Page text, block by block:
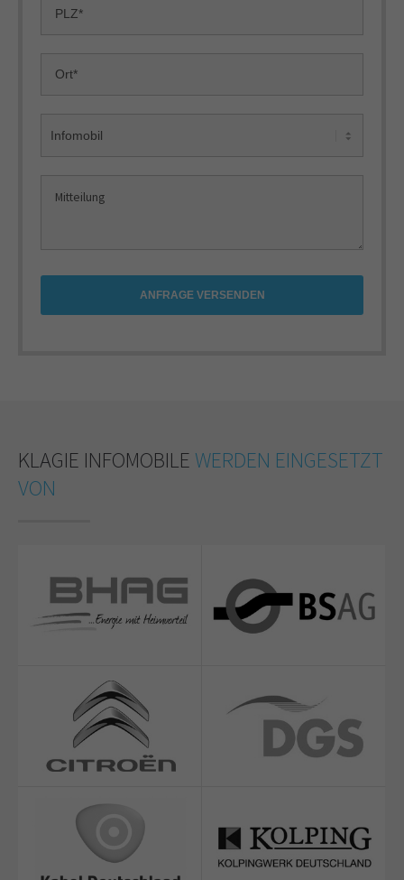
ANFRAGE VERSENDEN
KLAGIE INFOMOBILE WERDEN EINGESETZT
VON